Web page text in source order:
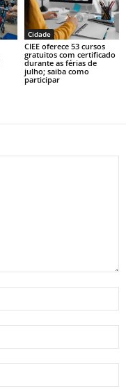
Cidade
CIEE oferece 53 cursos
gratuitos com certificado
durante as férias de
julho; saiba como
participar